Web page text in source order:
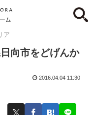
ア
向市をどげんか
2016.04.04 11:30